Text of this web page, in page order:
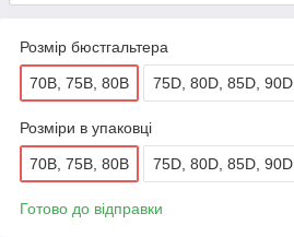
Розмір бюстгальтера
70B, 75B, 80B 75D, 80D, 85D, 90D
Розміри в упаковці
70B, 75B, 80B 75D, 80D, 85D, 90D
Готово до відправки